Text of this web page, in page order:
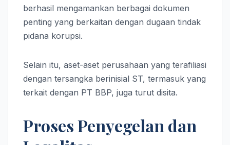
berhasil mengamankan berbagai dokumen
penting yang berkaitan dengan dugaan tindak
pidana korupsi.
Selain itu, aset-aset perusahaan yang terafiliasi
dengan tersangka berinisial ST, termasuk yang
terkait dengan PT BBP, juga turut disita.
Proses Penyegelan dan